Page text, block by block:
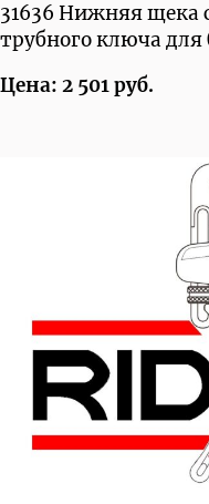
31636 Нижняя
трубного ключа
Цена: 2 501 руб.